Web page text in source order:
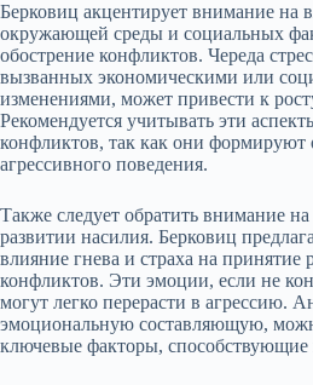
Берковиц акцентирует внимание на
окружающей среды и социальных
обострение конфликтов. Череда
вызванных экономическими или
изменениями, может привести к
Рекомендуется учитывать эти
конфликтов, так как они формируют
агрессивного поведения.
Также следует обратить внимание
развитии насилия. Берковиц
влияние гнева и страха на принятие
конфликтов. Эти эмоции, если не
могут легко перерасти в агрессию.
эмоциональную составляющую,
ключевые факторы,